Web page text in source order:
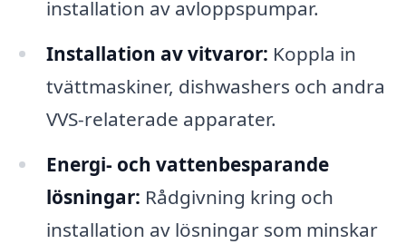
installation av avloppspumpar.
Installation av vitvaror: Koppla in
tvättmaskiner, dishwashers och andra
VVS-relaterade apparater.
Energi- och vattenbesparande
lösningar: Rådgivning kring och
installation av lösningar som minskar